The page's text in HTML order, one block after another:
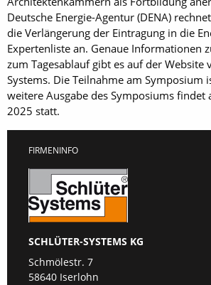
Deutsche Energie-Agentur (DENA)
die Verlängerung der Eintragung in die
Expertenliste an. Genaue Informationen
zum Tagesablauf gibt es auf der Website
Systems. Die Teilnahme am Symposium
weitere Ausgabe des Symposiums findet
2025 statt.
FIRMENINFO
SCHLÜTER-SYSTEMS KG
Schmölestr. 7
58640 Iserlohn